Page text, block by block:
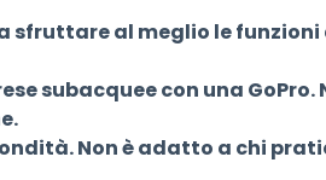
sfruttare al meglio le
subacquee con una GoPro.
Non è adatto a chi